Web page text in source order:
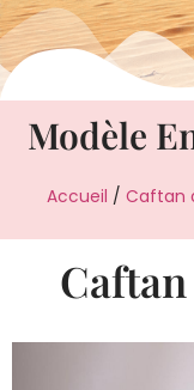
Modèle
Accueil / Caftan